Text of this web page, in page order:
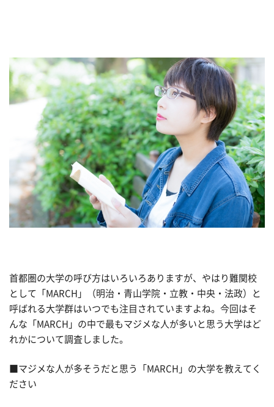
首都圏の大学の呼び方はいろいろありますが、やはり難関校
として「MARCH」（明治・青山学院・立教・中央・法政）と
呼ばれる大学群はいつでも注目されていますよね。今回はそ
んな「MARCH」の中で最もマジメな人が多いと思う大学はど
れかについて調査しました。
■マジメな人が多そうだと思う「MARCH」の大学を教えてく
ださい